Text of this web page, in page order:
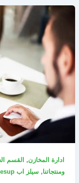
ادارة المخازن, القسم
ومنتجاتنا, سيلز اب salesup